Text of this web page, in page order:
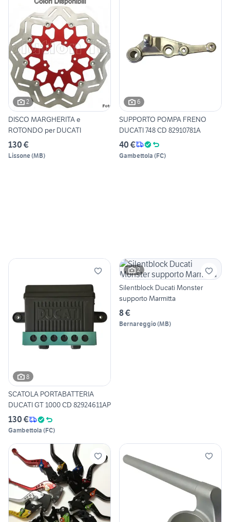
2
DISCO MARGHERITA e
ROTONDO per DUCATI
130 €
Lissone(MB)
6
SUPPORTO POMPA FRENO
DUCATI 748 CD 82910781A
40 €
Gambettola (FC)
8
SCATOLA PORTABATTERIA
DUCATI GT 1000 CD 82924611AP
130 €
Gambettola (FC)
2
Silentblock Ducati Monster
supporto Marmitta
8 €
Bernareggio(MB)